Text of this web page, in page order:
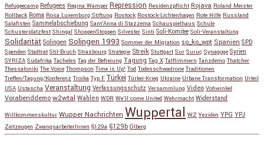
Refugeecamp Refugees Regina Wamper Repression Residenzpflicht Rojava Roland Meister
Rollback Roma Rosa Luxemburg Stiftung Rostock Rostock-Lichtenhagen Rote Hilfe Russland
Salafisten Sammelabschiebung Sant'Anna di Stazzema Schauspielhaus Schule
Schusterplatzfest Shingal ShoppenStoppen Silvester Sinti Soli-Komitee Soli-Veranstaltung
Solidarität Solingen Solingen 1993 Sommer der Migration so_ko_wpt Spanien SPD
Spenden Stadtrat Stil-Bruch Strasbourg Strategie Streik Stuttgart Sur Suruç Synagoge Syrien
SYRIZA Südafrika Tacheles Tag der Befreiung Tagung Tag X Talflimmern Tanzdemo Thatcher
Thessaloniki The Voice Thompson Time is Up! Tod Todesschwadrone Traditionen
Treffen/Tagung/Konferenz Troika Typ F Türkei Türkei-Krieg Ukraine Urbane Transformation Urteil
USA Ustascha Veranstaltung Verfassungsschutz Versammlung Video Vohwinkel
Vorabenddemo w2wtal Wahlen WDR We'll come United Wehrmacht Widerstand
Willkommenskultur Wupper Nachrichten Wuppertal WZ Yeziden YPG YPJ
Zeitzeugen ZwangsarbeiterInnen §129a §129b Ölberg